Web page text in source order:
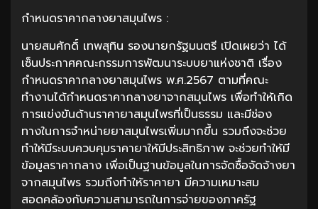
กำหนดราคากลางยาสมุนไพร :
นายสมศักดิ์ เทพสุทิน รองนายกรัฐมนตรี เปิดเผยว่า ได้
เซ็นประกาศคณะกรรมการพัฒนาระบบยาแห่งชาติ เรื่อง
กำหนดราคากลางยาสมุนไพร พ.ศ.2567 ตามที่คณะ
ทำงานได้กำหนดราคากลางยาจากสมุนไพร เพื่อทำให้เกิด
การแข่งขันด้านราคายาสมุนไพรที่เป็นธรรม และมีช่อง
ทางในการจำหน่ายยาสมุนไพรเพิ่มมากขึ้น รวมถึงจะช่วย
ทำให้มีระบบควบคุมราคายาให้มีประสิทธิภาพ จะช่วยทำให้มี
ข้อมูลราคากลาง เพื่อเป็นฐานข้อมูลในการจัดซื้อจัดจ้างยา
จากสมุนไพร รวมถึงทำให้ราคายา มีความเหมาะสม
สอดคล้องกับความสามารถในการจ่ายของภาครัฐ